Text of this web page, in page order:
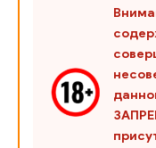
03_02
03_03